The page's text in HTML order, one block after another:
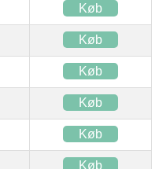
Køb
Køb
Køb
Køb
Køb
Køb